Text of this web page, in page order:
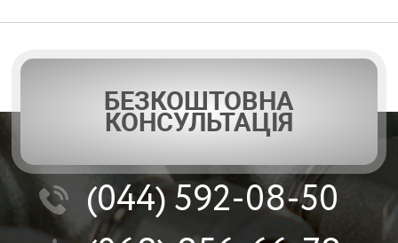
БЕЗКОШТОВНА
КОНСУЛЬТАЦІЯ
(044)592-08-50